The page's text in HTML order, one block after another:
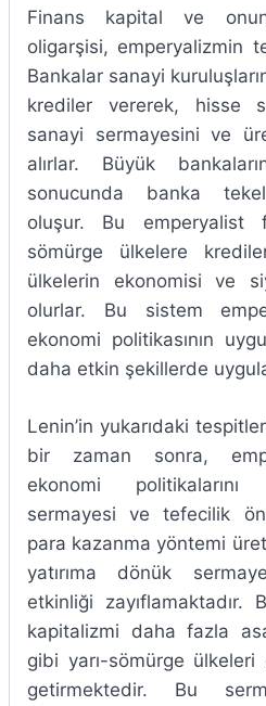
Finans kapital ve
oligarşisi, emperyalizmin
Bankalar sanayi
krediler vererek, hisse
sanayi sermayesini ve
alırlar. Büyük
sonucunda banka
oluşur. Bu emperyalist
sömürge ülkelere
ülkelerin ekonomisi ve
olurlar. Bu sistem
ekonomi politikasının
daha etkin şekillerde
Lenin’in yukarıdaki
bir zaman sonra,
ekonomi
sermayesi ve tefecilik
para kazanma yöntemi
yatırıma dönük
etkinliği zayıflamaktadır.
kapitalizmi daha fazla
gibi yarı-sömürge ülkeleri
getirmektedir. Bu